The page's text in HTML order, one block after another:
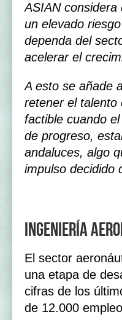
ASIAN
un elevado
dependa del
acelerar el
A esto se añade
retener el talento
factible cuando
de progreso,
andaluces, algo
impulso decidido
Ingeniería
El sector
una etapa de
cifras de los
de 12.000